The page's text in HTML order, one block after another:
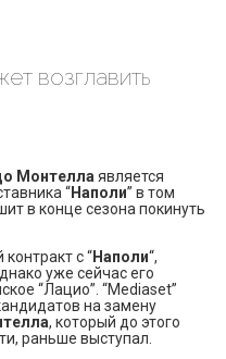
возглавить
Монтелла является
“Наполи” в том
в конце сезона покинуть
с “Наполи“,
уже сейчас его
“Лацио”. “Mediaset”
на замену
, который до этого
раньше выступал.